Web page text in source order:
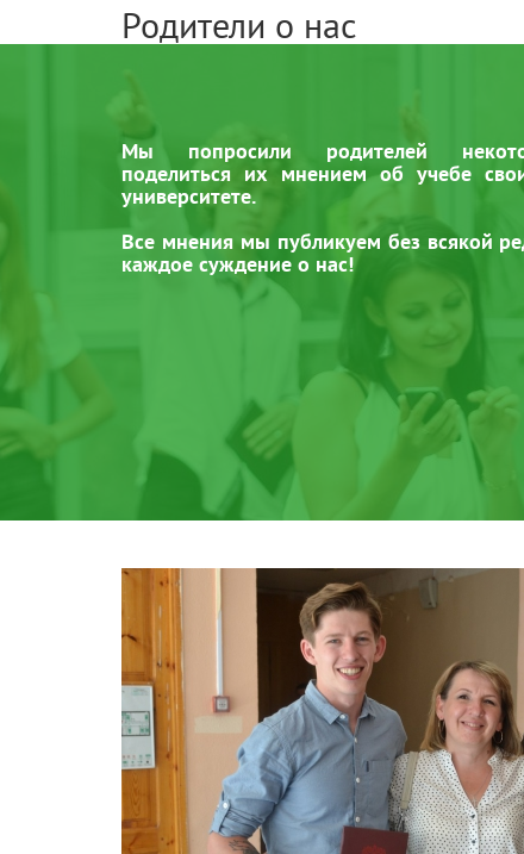
Родители о нас
Мы попросили родителей
поделиться их мнением об учебе
университете.
Все мнения мы публикуем без всякой
каждое суждение о нас!